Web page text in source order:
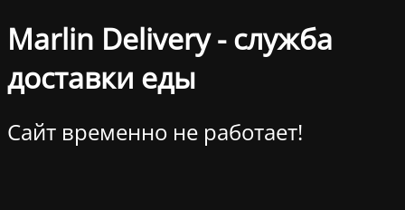
Marlin Delivery - служба
доставки еды
Сайт временно не работает!